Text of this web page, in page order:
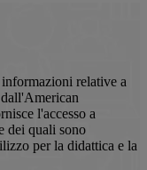
relative a
l'accesso a
dei quali sono
per la didattica e la